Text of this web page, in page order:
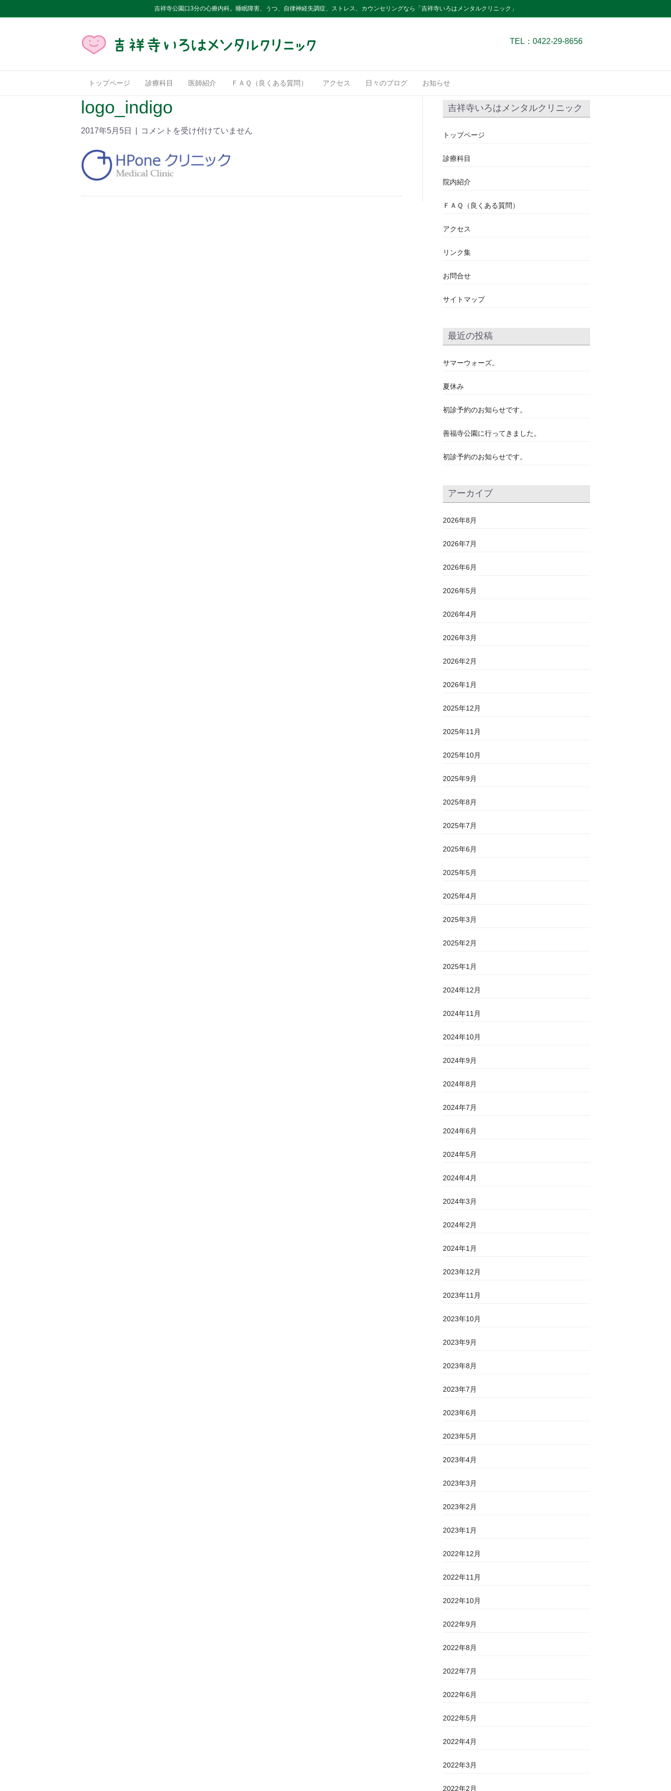
吉祥寺公園口3分の心療内科。睡眠障害、うつ、自律神経失調症、ストレス、カウンセリングなら「吉祥寺いろはメンタルクリニック」
TEL：0422-29-8656
トップページ 診療科目 医師紹介 ＦＡＱ（良くある質問） アクセス 日々のブログ お知らせ
logo_indigo
2017年5月5日 コメントを受け付けていません
吉祥寺いろはメンタルクリニック
トップページ
診療科目
院内紹介
ＦＡＱ（良くある質問）
アクセス
リンク集
お問合せ
サイトマップ
最近の投稿
サマーウォーズ。
夏休み
初診予約のお知らせです。
善福寺公園に行ってきました。
初診予約のお知らせです。
アーカイブ
2026年8月
2026年7月
2026年6月
2026年5月
2026年4月
2026年3月
2026年2月
2026年1月
2025年12月
2025年11月
2025年10月
2025年9月
2025年8月
2025年7月
2025年6月
2025年5月
2025年4月
2025年3月
2025年2月
2025年1月
2024年12月
2024年11月
2024年10月
2024年9月
2024年8月
2024年7月
2024年6月
2024年5月
2024年4月
2024年3月
2024年2月
2024年1月
2023年12月
2023年11月
2023年10月
2023年9月
2023年8月
2023年7月
2023年6月
2023年5月
2023年4月
2023年3月
2023年2月
2023年1月
2022年12月
2022年11月
2022年10月
2022年9月
2022年8月
2022年7月
2022年6月
2022年5月
2022年4月
2022年3月
2022年2月